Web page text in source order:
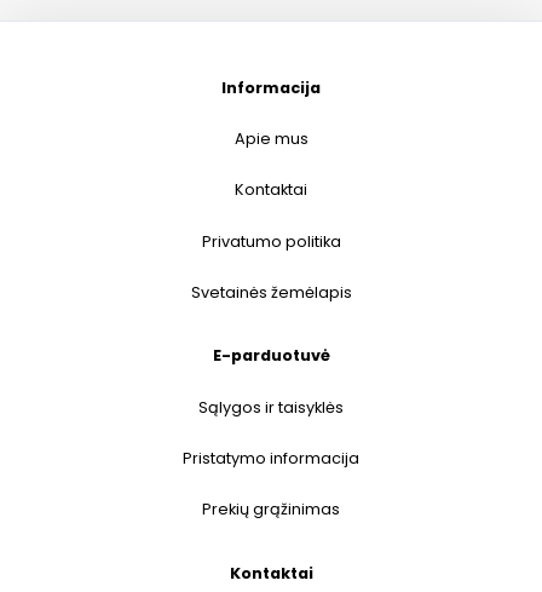
Informacija
Apie mus
Kontaktai
Privatumo politika
Svetainės žemėlapis
E-parduotuvė
Sąlygos ir taisyklės
Pristatymo informacija
Prekių grąžinimas
Kontaktai